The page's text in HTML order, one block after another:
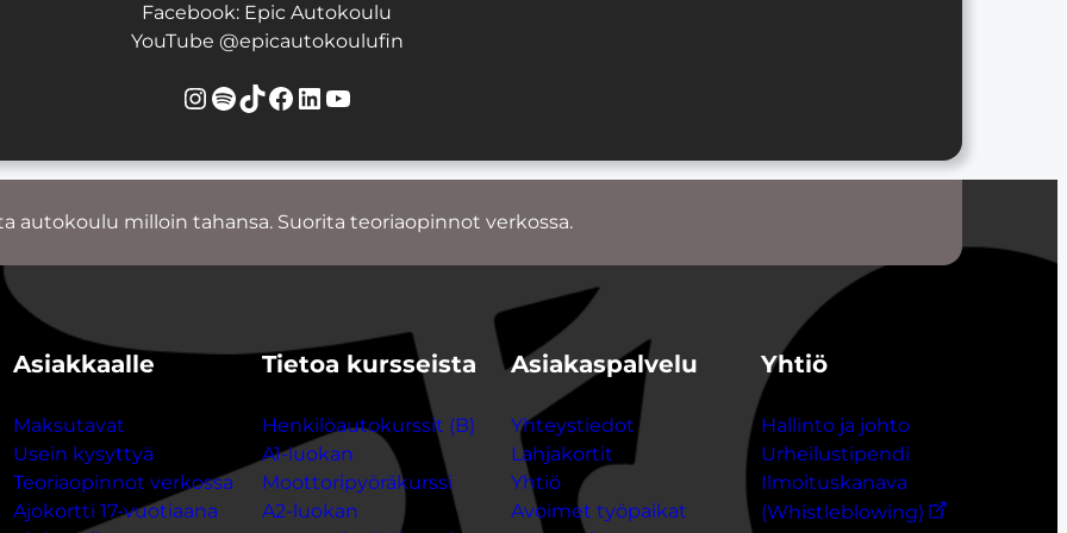
Facebook: Epic Autokoulu
YouTube @epicautokoulufin
Instagram
Spotify
TikTok
Facebook
LinkedIn
YouTube
autokoulu milloin tahansa. Suorita teoriaopinnot verkossa.
Asiakkaalle
Maksutavat
Usein kysyttyä
Teoriaopinnot verkossa
Ajokortti 17-vuotiaana
Tietoa kursseista
Henkilöautokurssit (B)
A1-luokan
Moottoripyöräkurssi
A2-luokan
Asiakaspalvelu
Yhteystiedot
Lahjakortit
Yhtiö
Avoimet työpaikat
Yhtiö
Hallinto ja johto
Urheilustipendi
Ilmoituskanava
(Whistleblowing)